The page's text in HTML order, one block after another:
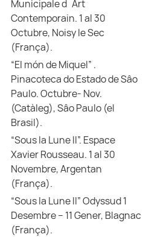
Municipale d`Art
Contemporain. 1 al 30
Octubre, Noisy le Sec
(França).
“El món de Miquel” .
Pinacoteca do Estado de Sâo
Paulo. Octubre- Nov.
(Catàleg), Sâo Paulo (el
Brasil).
“Sous la Lune II”. Espace
Xavier Rousseau. 1 al 30
Novembre, Argentan
(França).
“Sous la Lune II” Odyssud 1
Desembre – 11 Gener, Blagnac
(França).